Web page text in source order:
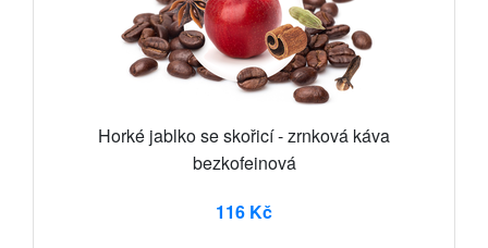
Horké jablko se skořicí - zrnková káva
bezkofeinová
116 Kč